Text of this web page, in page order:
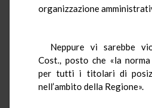
organizzazione
Neppure vi sarebbe
Cost., posto che «la
per tutti i titolari di
nell’ambito della Regione».